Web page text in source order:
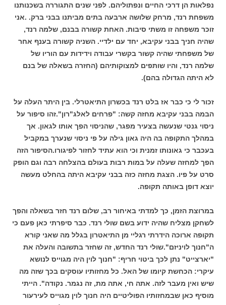
נפלאות הן דרכי החיים ונפתוליהם. לפני שנים התגוררה בשכנותנו
משפחת רנד, מרחק שלושה ארבעה בתים מביתנו בבני ברק. .אני
זוכר משפחה זו משתי סיבות. האחת קשורה בבנם, שלמה רנד,
שהיה חניך בבני עקיבא, יחד עם ילדיי. השניה קשורה בענף אחר
של משפחתי שהיה קשור בקשרי עבודה וידידות עם הוריו של
שלמה רנד, והיו שותפים למצוקותיהם (החזרה בשאלה של בנם
לא היתה הגדולה בהם).
זכור לי כי כבר אז בלט רנד בכשרון התיאטרלי. בין היתר העלה על
הבמה בבני עקיבא מחזה קשה: "פרחים לאלג"רון".זהו סיפור על
ניסוי גנטי שנעשה בצעיר מפגר, שהניסוי הפך אותו לגאון. אך
במהלך התקופה בה היה גאון גילה על פי ניסוי שנערך במקביל
בעכבר כי גאונותו זמנית וכי הוא עתיד לחזור לפיגורו.הסיפור הזה
הפך למחזה שעלה על במות רבות בעולם בהצלחה רבה וגם הופק
סרט על פיו. הצגת מחזה כזה בבני עקיבא היתה בהחלט מעשה
יוצא דופן באותה תקופה.
במרוצת הזמן, כך למדתי באיחור רב, שלום רנד חזר בשאלה והפך
לשחקן מצליח שהיה ידוע בשם שולי רנד. כבר סיפרתי כאן פעם כי
תקופה ארוכה הידרתי רגליי מן התיאטרון בגלל מה שאני קורא
ה"חנוך לויניזם".שולי רנד החדש, זה שחזר בתשובה והעלה את
"יארצייט" נתן לכך ביטוי חריף: "חנוך לוין היה מגוייס לנושא
עיקרי: הכחשת קיומו של האל. כל מחזותיו עוסקים בכך שזה מה
שיש ואין מעבר לזה. אתה חי, אתה מת, זה נגמר. נקודה". הייתי
מוסיף כאן שבמחזותיו הפוליטיים היה חנוך לוין מגוייס לעירעור